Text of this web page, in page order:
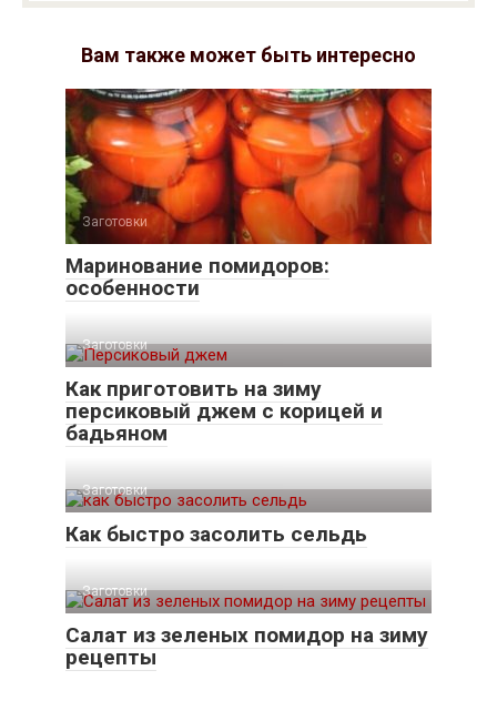
Вам также может быть интересно
Заготовки
Маринование помидоров:
особенности
Заготовки
Как приготовить на зиму
персиковый джем с корицей и
бадьяном
Заготовки
Как быстро засолить сельдь
Заготовки
Cалат из зеленых помидор на зиму
рецепты